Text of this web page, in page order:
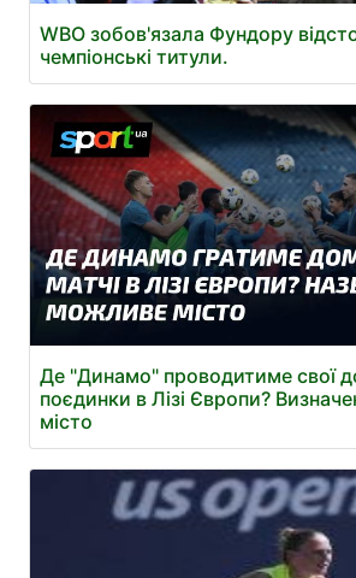
WBO зобов'язала Фундору
чемпіонські титули.
Де "Динамо" проводитиме свої
поєдинки в Лізі Європи?
місто